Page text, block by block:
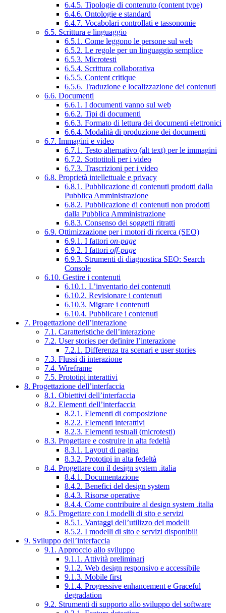
6.4.5. Tipologie di contenuto (content type)
6.4.6. Ontologie e standard
6.4.7. Vocabolari controllati e tassonomie
6.5. Scrittura e linguaggio
6.5.1. Come leggono le persone sul web
6.5.2. Le regole per un linguaggio semplice
6.5.3. Microtesti
6.5.4. Scrittura collaborativa
6.5.5. Content critique
6.5.6. Traduzione e localizzazione dei contenuti
6.6. Documenti
6.6.1. I documenti vanno sul web
6.6.2. Tipi di documenti
6.6.3. Formato di lettura dei documenti elettronici
6.6.4. Modalità di produzione dei documenti
6.7. Immagini e video
6.7.1. Testo alternativo (alt text) per le immagini
6.7.2. Sottotitoli per i video
6.7.3. Trascrizioni per i video
6.8. Proprietà intellettuale e privacy
6.8.1. Pubblicazione di contenuti prodotti dalla
Pubblica Amministrazione
6.8.2. Pubblicazione di contenuti non prodotti
dalla Pubblica Amministrazione
6.8.3. Consenso dei soggetti ritratti
6.9. Ottimizzazione per i motori di ricerca (SEO)
6.9.1. I fattori on-page
6.9.2. I fattori off-page
6.9.3. Strumenti di diagnostica SEO: Search
Console
6.10. Gestire i contenuti
6.10.1. L’inventario dei contenuti
6.10.2. Revisionare i contenuti
6.10.3. Migrare i contenuti
6.10.4. Pubblicare i contenuti
7. Progettazione dell’interazione
7.1. Caratteristiche dell’interazione
7.2. User stories per definire l’interazione
7.2.1. Differenza tra scenari e user stories
7.3. Flussi di interazione
7.4. Wireframe
7.5. Prototipi interattivi
8. Progettazione dell’interfaccia
8.1. Obiettivi dell’interfaccia
8.2. Elementi dell’interfaccia
8.2.1. Elementi di composizione
8.2.2. Elementi interattivi
8.2.3. Elementi testuali (microtesti)
8.3. Progettare e costruire in alta fedeltà
8.3.1. Layout di pagina
8.3.2. Prototipi in alta fedeltà
8.4. Progettare con il design system .italia
8.4.1. Documentazione
8.4.2. Benefici del design system
8.4.3. Risorse operative
8.4.4. Come contribuire al design system .italia
8.5. Progettare con i modelli di sito e servizi
8.5.1. Vantaggi dell’utilizzo dei modelli
8.5.2. I modelli di sito e servizi disponibili
9. Sviluppo dell’interfaccia
9.1. Approccio allo sviluppo
9.1.1. Attività preliminari
9.1.2. Web design responsivo e accessibile
9.1.3. Mobile first
9.1.4. Progressive enhancement e Graceful
degradation
9.2. Strumenti di supporto allo sviluppo del software